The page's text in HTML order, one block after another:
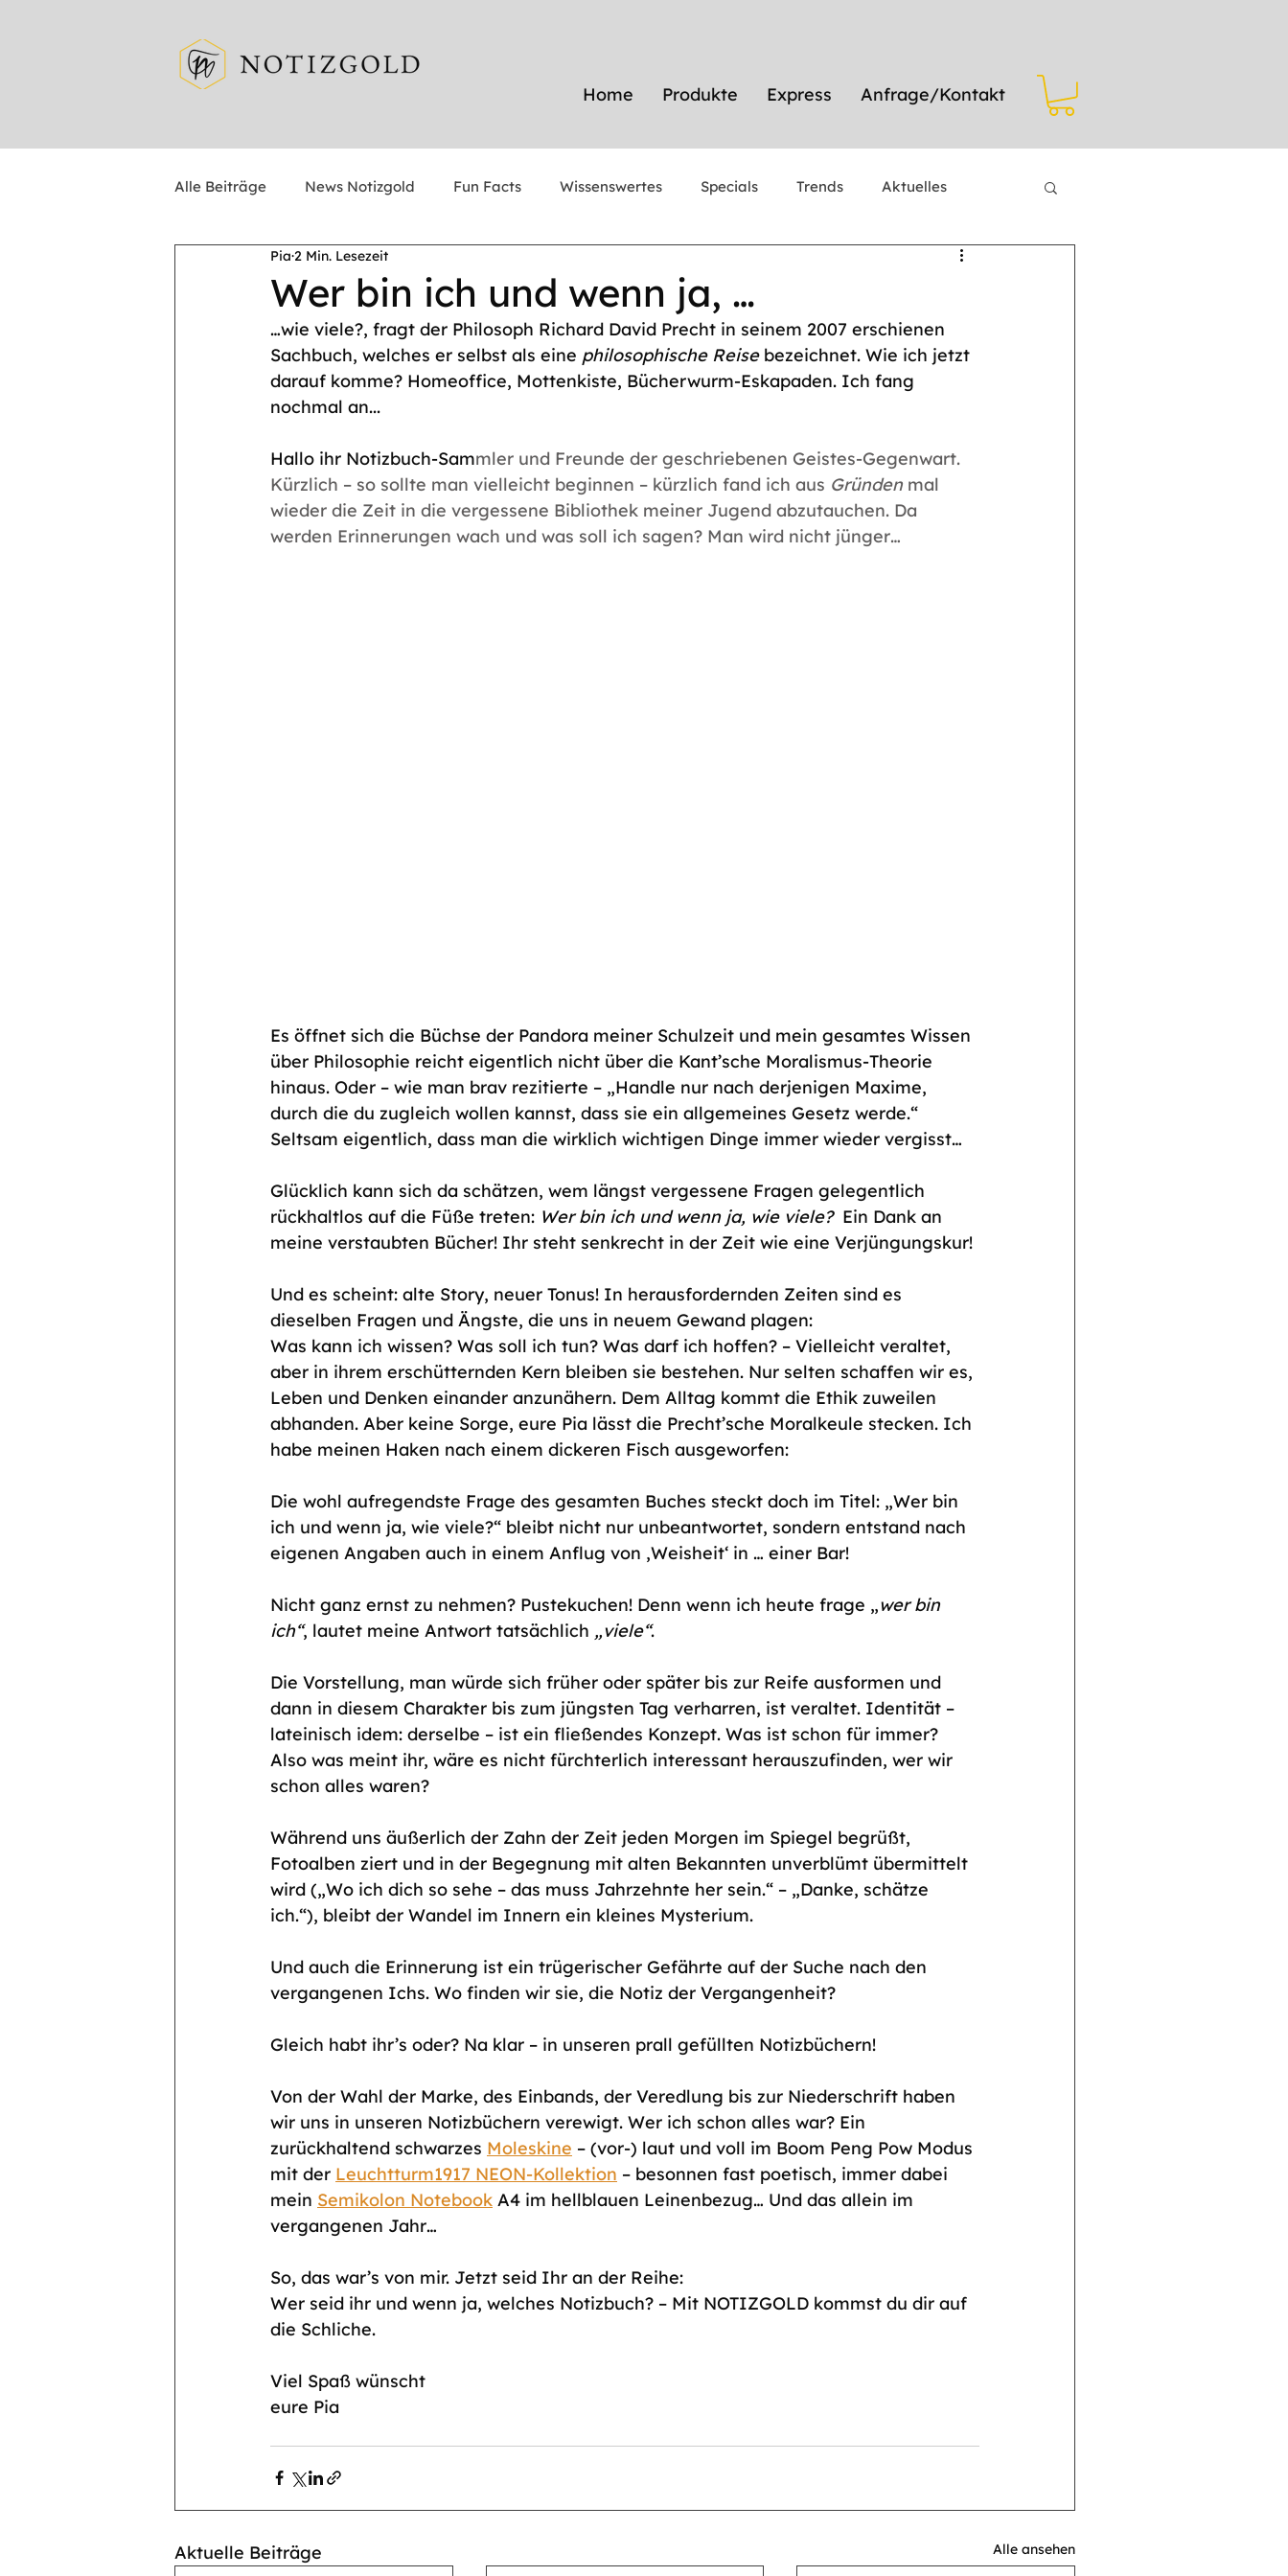
Home Produkte Express Anfrage/Kontakt
Alle Beiträge News Notizgold Fun Facts Wissenswertes Specials Trends Aktuelles
Wer bin ich und wenn ja, …
Pia 2 Min. Lesezeit
…wie viele?, fragt der Philosoph Richard David Precht in seinem 2007 erschienen
Sachbuch, welches er selbst als eine philosophische Reise bezeichnet. Wie ich jetzt
darauf komme? Homeoffice, Mottenkiste, Bücherwurm-Eskapaden. Ich fang
nochmal an...
Hallo ihr Notizbuch-Sammler und Freunde der geschriebenen Geistes-Gegenwart.
Kürzlich – so sollte man vielleicht beginnen – kürzlich fand ich aus Gründen mal
wieder die Zeit in die vergessene Bibliothek meiner Jugend abzutauchen. Da
werden Erinnerungen wach und was soll ich sagen? Man wird nicht jünger…
Es öffnet sich die Büchse der Pandora meiner Schulzeit und mein gesamtes Wissen
über Philosophie reicht eigentlich nicht über die Kant’sche Moralismus-Theorie
hinaus. Oder – wie man brav rezitierte – „Handle nur nach derjenigen Maxime,
durch die du zugleich wollen kannst, dass sie ein allgemeines Gesetz werde.“
Seltsam eigentlich, dass man die wirklich wichtigen Dinge immer wieder vergisst…
Glücklich kann sich da schätzen, wem längst vergessene Fragen gelegentlich
rückhaltlos auf die Füße treten: Wer bin ich und wenn ja, wie viele?
  Ein Dank an
meine verstaubten Bücher! Ihr steht senkrecht in der Zeit wie eine Verjüngungskur!
Und es scheint: alte Story, neuer Tonus! In herausfordernden Zeiten sind es
dieselben Fragen und Ängste, die uns in neuem Gewand plagen:
Was kann ich wissen? Was soll ich tun? Was darf ich hoffen? – Vielleicht veraltet,
aber in ihrem erschütternden Kern bleiben sie bestehen. Nur selten schaffen wir es,
Leben und Denken einander anzunähern. Dem Alltag kommt die Ethik zuweilen
abhanden. Aber keine Sorge, eure Pia lässt die Precht’sche Moralkeule stecken. Ich
habe meinen Haken nach einem dickeren Fisch ausgeworfen:
Die wohl aufregendste Frage des gesamten Buches steckt doch im Titel: „Wer bin
ich und wenn ja, wie viele?“ bleibt nicht nur unbeantwortet, sondern entstand nach
eigenen Angaben auch in einem Anflug von ‚Weisheit‘ in … einer Bar!
Nicht ganz ernst zu nehmen? Pustekuchen! Denn wenn ich heute frage „wer bin
ich“, lautet meine Antwort tatsächlich „viele“.
Die Vorstellung, man würde sich früher oder später bis zur Reife ausformen und
dann in diesem Charakter bis zum jüngsten Tag verharren, ist veraltet. Identität –
lateinisch idem: derselbe – ist ein fließendes Konzept. Was ist schon für immer?
Also was meint ihr, wäre es nicht fürchterlich interessant herauszufinden, wer wir
schon alles waren?
Während uns äußerlich der Zahn der Zeit jeden Morgen im Spiegel begrüßt,
Fotoalben ziert und in der Begegnung mit alten Bekannten unverblümt übermittelt
wird („Wo ich dich so sehe – das muss Jahrzehnte her sein.“ – „Danke, schätze
ich.“), bleibt der Wandel im Innern ein kleines Mysterium.
Und auch die Erinnerung ist ein trügerischer Gefährte auf der Suche nach den
vergangenen Ichs. Wo finden wir sie, die Notiz der Vergangenheit?
Gleich habt ihr’s oder? Na klar – in unseren prall gefüllten Notizbüchern!
Von der Wahl der Marke, des Einbands, der Veredlung bis zur Niederschrift haben
wir uns in unseren Notizbüchern verewigt. Wer ich schon alles war? Ein
zurückhaltend schwarzes Moleskine – (vor-) laut und voll im Boom Peng Pow Modus
mit der Leuchtturm1917 NEON-Kollektion – besonnen fast poetisch, immer dabei
mein Semikolon Notebook A4 im hellblauen Leinenbezug… Und das allein im
vergangenen Jahr…
So, das war’s von mir. Jetzt seid Ihr an der Reihe:
Wer seid ihr und wenn ja, welches Notizbuch? – Mit NOTIZGOLD kommst du dir auf
die Schliche.
Viel Spaß wünscht
eure Pia
Aktuelle Beiträge Alle ansehen